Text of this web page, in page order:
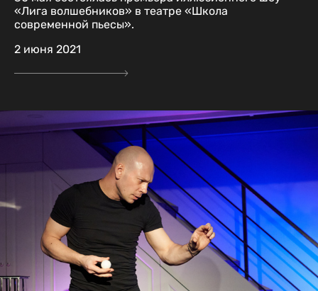
«Лига волшебников» в театре «Школа
современной пьесы».
2 июня 2021